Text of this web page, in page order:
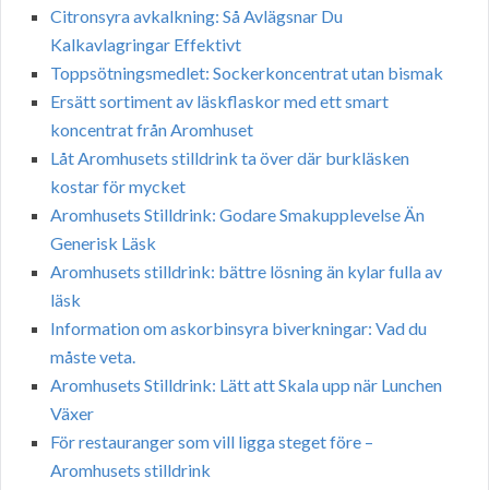
Citronsyra avkalkning: Så Avlägsnar Du
Kalkavlagringar Effektivt
Toppsötningsmedlet: Sockerkoncentrat utan bismak
Ersätt sortiment av läskflaskor med ett smart
koncentrat från Aromhuset
Låt Aromhusets stilldrink ta över där burkläsken
kostar för mycket
Aromhusets Stilldrink: Godare Smakupplevelse Än
Generisk Läsk
Aromhusets stilldrink: bättre lösning än kylar fulla av
läsk
Information om askorbinsyra biverkningar: Vad du
måste veta.
Aromhusets Stilldrink: Lätt att Skala upp när Lunchen
Växer
För restauranger som vill ligga steget före –
Aromhusets stilldrink